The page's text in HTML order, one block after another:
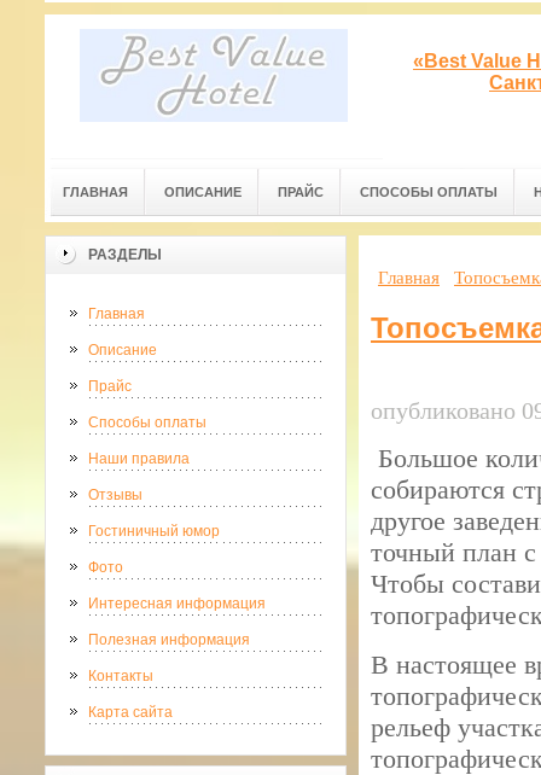
«Best Value
ГЛАВНАЯ ОПИСАНИЕ ПРАЙС СПОСОБЫ ОПЛАТЫ
РАЗДЕЛЫ
Главная
Описание
Прайс
Способы оплаты
Наши правила
Отзывы
Гостиничный юмор
Фото
Интересная информация
Полезная информация
Контакты
Карта сайта
Главная
опубликовано
Большое
собираются
другое
точный план
Чтобы
В настоящее
рельеф